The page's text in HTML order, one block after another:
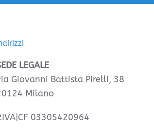
LEGALE
Giovanni Battista Pirelli, 38
Milano
03305420964